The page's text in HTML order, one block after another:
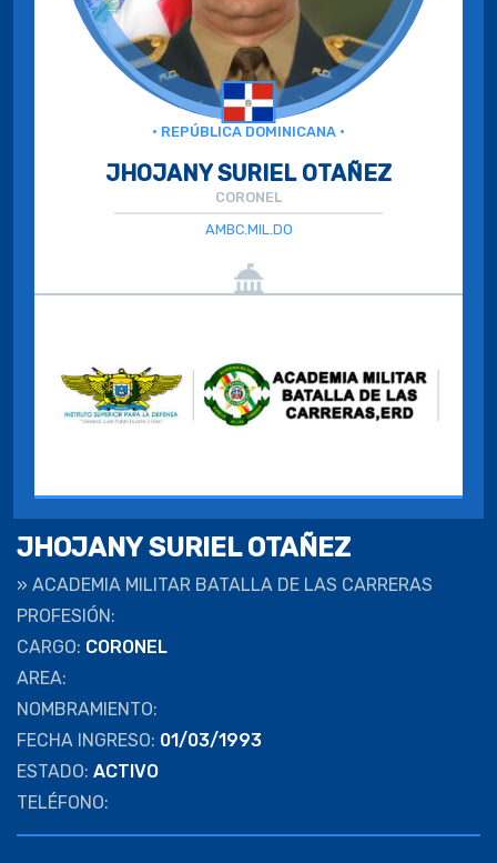
JHOJANY SURIEL OTAÑEZ
» ACADEMIA MILITAR BATALLA DE LAS CARRERAS
PROFESIÓN:
CARGO: CORONEL
AREA:
NOMBRAMIENTO:
FECHA INGRESO: 01/03/1993
ESTADO: ACTIVO
TELÉFONO:
• REPÚBLICA DOMINICANA •
JHOJANY SURIEL OTAÑEZ
CORONEL
AMBC.MIL.DO